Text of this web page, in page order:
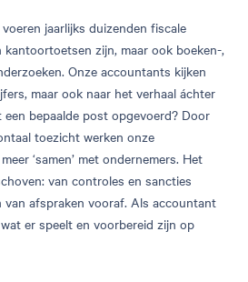
jaarlijks duizenden fiscale
zijn, maar ook boeken-,
Onze accountants kijken
maar ook naar het verhaal áchter
bepaalde post opgevoerd? Door
toezicht werken onze
‘samen’ met ondernemers. Het
van controles en sancties
van afspraken vooraf. Als accountant
er speelt en voorbereid zijn op